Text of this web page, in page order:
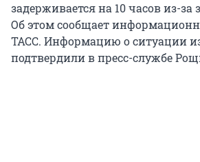
задерживается на 10 часов из-за
Об этом сообщает
ТАСС. Информацию о ситуации
подтвердили в пресс-службе